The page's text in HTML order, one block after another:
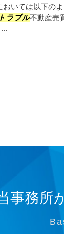
いては以下の
トラブル不動産売
事務所